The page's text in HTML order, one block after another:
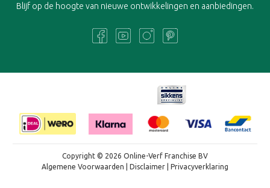
Blijf op de hoogte van nieuwe ontwikkelingen en aanbiedingen.
Copyright © 2026 Online-Verf Franchise BV
Algemene Voorwaarden
Disclaimer Privacyverklaring